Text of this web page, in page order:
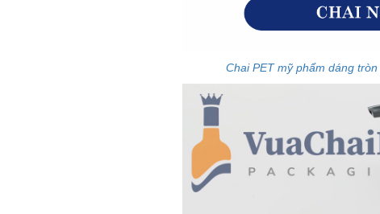
Chai PET mỹ phẩm dáng tròn